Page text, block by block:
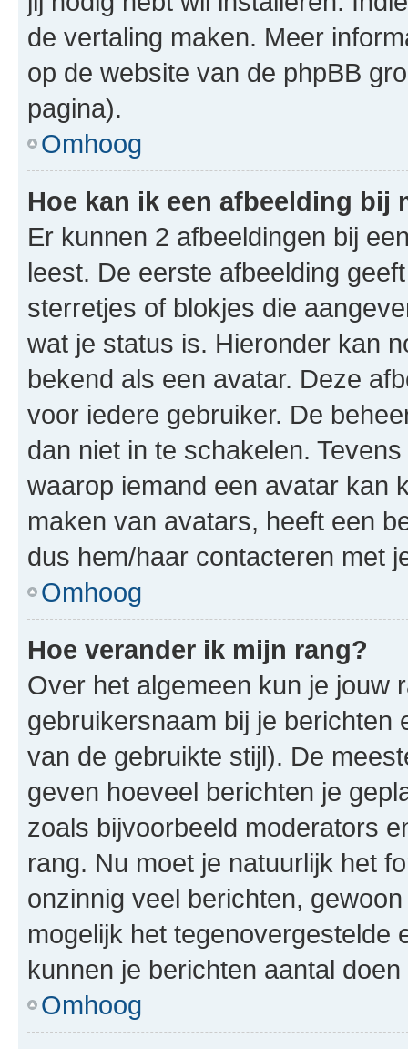
de vertaling maken. Meer
op de website van de phpBB
pagina).
Omhoog
Hoe kan ik een afbeelding bij
Er kunnen 2 afbeeldingen bij
leest. De eerste afbeelding
sterretjes of blokjes die
wat je status is. Hieronder kan
bekend als een avatar. Deze
voor iedere gebruiker. De
dan niet in te schakelen.
waarop iemand een avatar kan
maken van avatars, heeft een
dus hem/haar contacteren met
Omhoog
Hoe verander ik mijn rang?
Over het algemeen kun je jouw
gebruikersnaam bij je berichten
van de gebruikte stijl). De
geven hoeveel berichten je
zoals bijvoorbeeld moderators
rang. Nu moet je natuurlijk het
onzinnig veel berichten,
mogelijk het tegenovergestelde
kunnen je berichten aantal doen
Omhoog